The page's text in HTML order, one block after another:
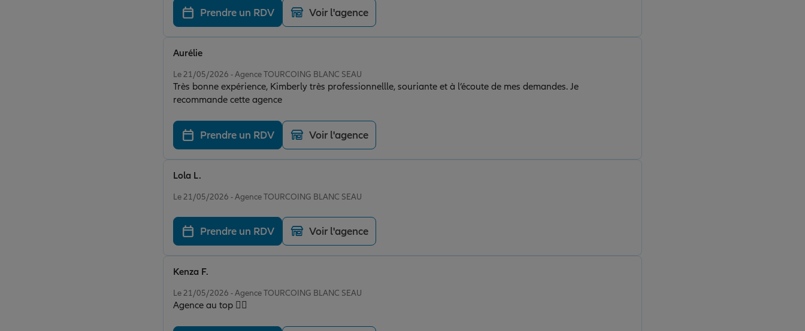
Prendre un RDV Voir l'agence
Le 21/05/2026 - Agence TOURCOING BLANC SEAU
Très bonne expérience, Kimberly très professionnellle, souriante et à l’écoute de mes demandes. Je
recommande cette agence
Aurélie
Prendre un RDV Voir l'agence
Le 21/05/2026 - Agence TOURCOING BLANC SEAU
Lola L.
Prendre un RDV Voir l'agence
Le 21/05/2026 - Agence TOURCOING BLANC SEAU
Agence au top 👌🏻
Kenza F.